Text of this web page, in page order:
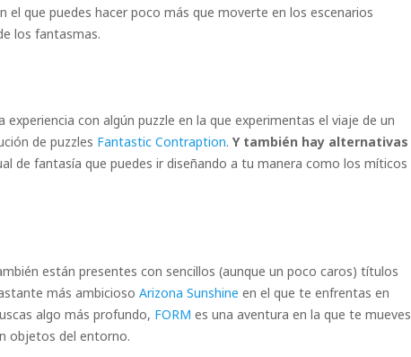
el que puedes hacer poco más que moverte en los escenarios
los fantasmas.
experiencia con algún puzzle en la que experimentas el viaje de un
de puzzles Fantastic Contraption. Y también hay alternativas
de fantasía que puedes ir diseñando a tu manera como los míticos
están presentes con sencillos (aunque un poco caros) títulos
más ambicioso Arizona Sunshine en el que te enfrentas en
algo más profundo, FORM es una aventura en la que te mueves
objetos del entorno.